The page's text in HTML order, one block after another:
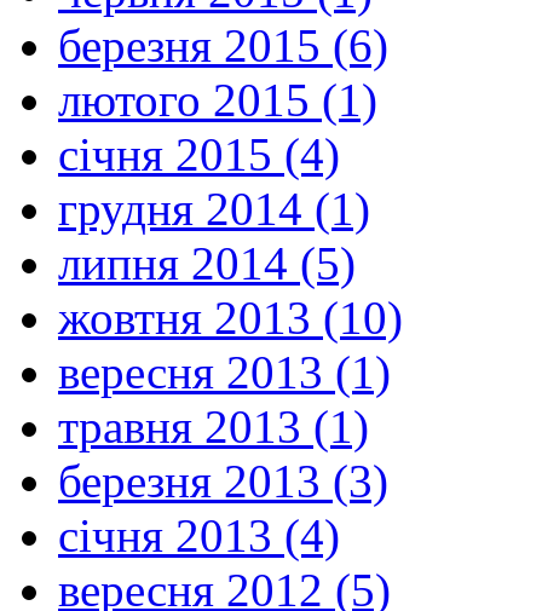
березня 2015 (6)
лютого 2015 (1)
січня 2015 (4)
грудня 2014 (1)
липня 2014 (5)
жовтня 2013 (10)
вересня 2013 (1)
травня 2013 (1)
березня 2013 (3)
січня 2013 (4)
вересня 2012 (5)